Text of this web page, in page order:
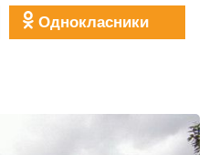
Однокласники